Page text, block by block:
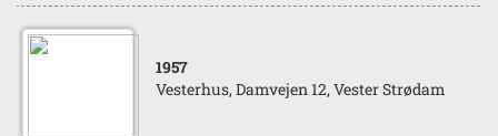
1957
Vesterhus, Damvejen 12, Vester Strødam